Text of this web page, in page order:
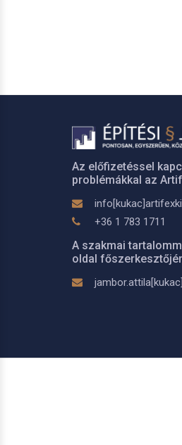
Az előfizetéssel
problémákkal az
+36 1 783 1711
A szakmai
oldal